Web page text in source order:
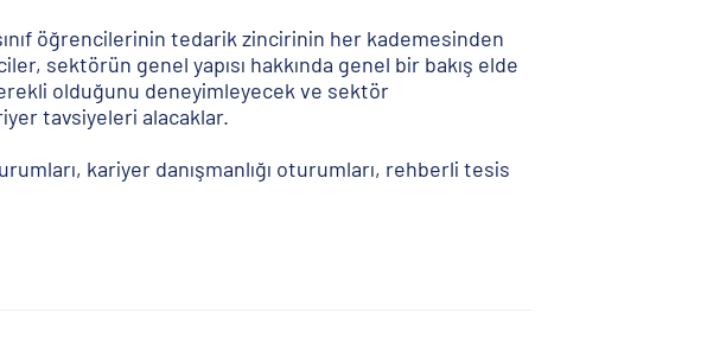
öğrencilerinin tedarik zincirinin her kademesinden
sektörün genel yapısı hakkında genel bir bakış elde
olduğunu deneyimleyecek ve sektör
tavsiyeleri alacaklar.
kariyer danışmanlığı oturumları, rehberli tesis